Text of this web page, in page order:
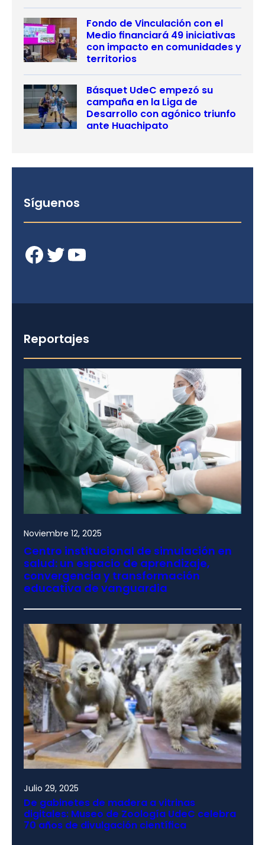
Fondo de Vinculación con el
Medio financiará 49 iniciativas
con impacto en comunidades y
territorios
Básquet UdeC empezó su
campaña en la Liga de
Desarrollo con agónico triunfo
ante Huachipato
Síguenos
Facebook Twitter YouTube
Reportajes
Noviembre 12, 2025
Centro institucional de simulación en
salud: un espacio de aprendizaje,
convergencia y transformación
educativa de vanguardia
Julio 29, 2025
De gabinetes de madera a vitrinas
digitales: Museo de Zoología UdeC celebra
70 años de divulgación científica